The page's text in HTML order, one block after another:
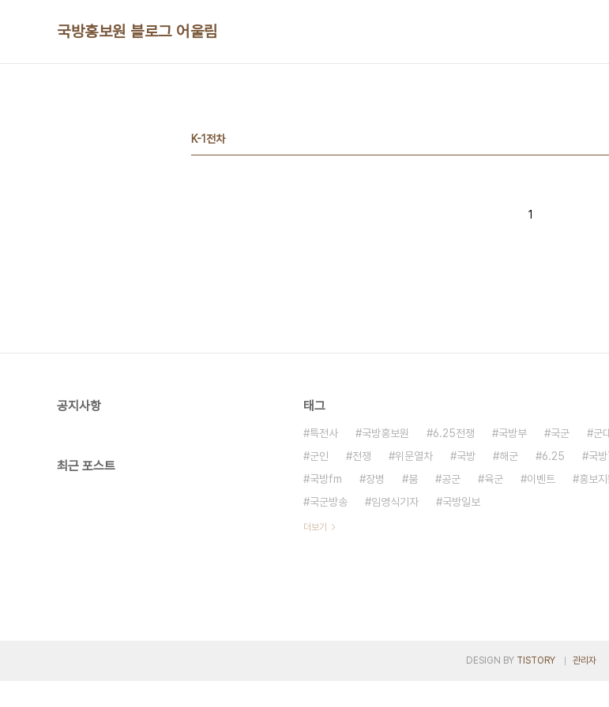
국방홍보원 블로그 어울림
K-1전차
1
공지사항
최근 포스트
태그
특전사 국방홍보원 6.25전쟁 국방부 국군 군
군인
전쟁 위문열차 국방 해군 6.25 국
국방fm
장병 붐 공군 육군 이벤트 홍보지
국군방송
임영식기자 국방일보
더보기
DESIGN BY TISTORY 관리자